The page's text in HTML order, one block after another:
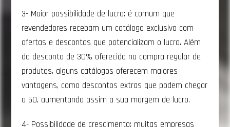
3- Maior possibilidade de lucro: é comum que
revendedores recebam um catálogo exclusivo com
ofertas e descontos que potencializam o lucro. Além
do desconto de 30% oferecido na compra regular de
produtos, alguns catálogos oferecem maiores
vantagens, como descontos extras que podem chegar
a 50, aumentando assim a sua margem de lucro.
4- Possibilidade de crescimento: muitas empresas